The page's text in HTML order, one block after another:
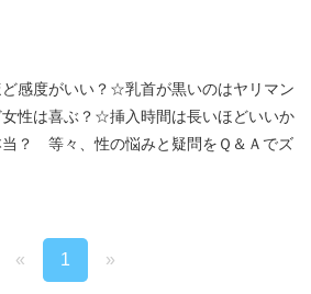
感度がいい？☆乳首が黒いのはヤリマン
性は喜ぶ？☆挿入時間は長いほどいいか
？ 等々、性の悩みと疑問をＱ＆Ａでズ
« 1 »